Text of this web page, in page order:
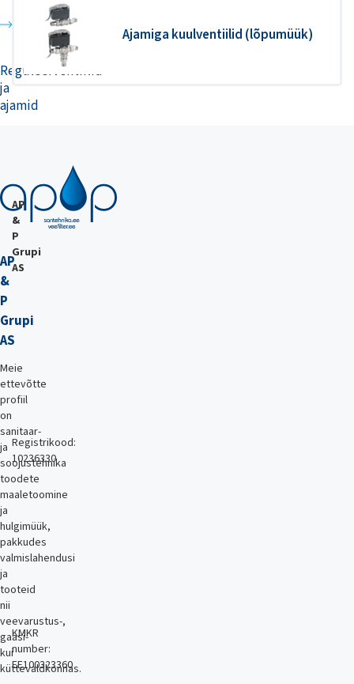
Reguleerventiilid
ja
ajamid
Ajamiga kuulventiilid (lõpumüük)
AP
&
P
Grupi
AS
Meie
ettevõtte
profiil
on
sanitaar-
ja
soojustehnika
toodete
maaletoomine
ja
hulgimüük,
pakkudes
valmislahendusi
ja
tooteid
nii
veevarustus-,
gaasi-
kui
küttevaldkonnas.
AP
&
P
Grupi
AS
Registrikood:
10236330
KMKR
number:
EE100323360